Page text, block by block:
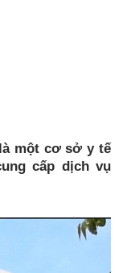
một cơ sở y tế
cấp dịch vụ